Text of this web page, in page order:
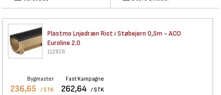
Plastmo Lnjedræn Rist i Støbejern 0,5m - ACO
Euroline 2.0
112828
Bygmaster
236,65 / STK
Fast Kampagne
262,64 / STK